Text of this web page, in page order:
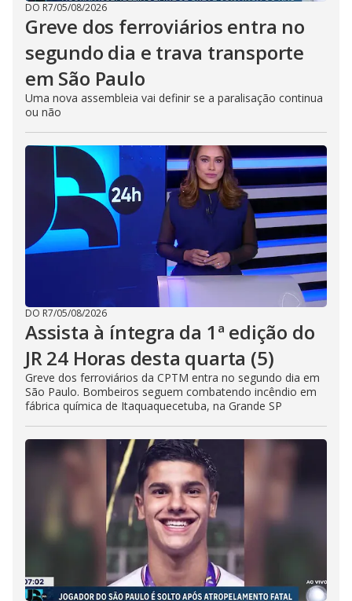
DO R7/05/08/2026
Greve dos ferroviários entra no
segundo dia e trava transporte
em São Paulo
Uma nova assembleia vai definir se a paralisação continua
ou não
DO R7/05/08/2026
Assista à íntegra da 1ª edição do
JR 24 Horas desta quarta (5)
Greve dos ferroviários da CPTM entra no segundo dia em
São Paulo. Bombeiros seguem combatendo incêndio em
fábrica química de Itaquaquecetuba, na Grande SP